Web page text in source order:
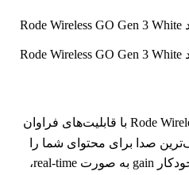
میکروفون Rode Wireless GO Gen 3 White با قابلیت‌های فراوان
صدا برای محتوای شما را
فراهم می‌سازد. قابلیت تنظیم خودکار gain به صورت real-time،